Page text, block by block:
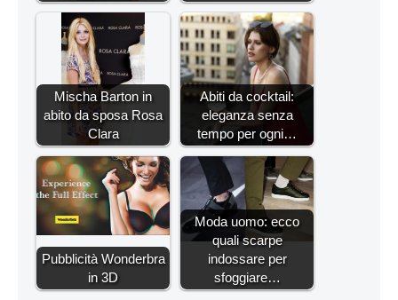
Mischa Barton in
abito da sposa Rosa
Clara
Abiti da cocktail:
eleganza senza
tempo per ogni…
Pubblicità Wonderbra
in 3D
Moda uomo: ecco
quali scarpe
indossare per
sfoggiare…